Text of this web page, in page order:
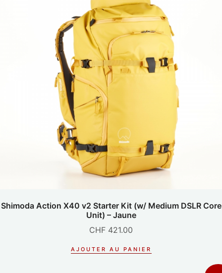
Shimoda Action X40 v2 Starter Kit (w/ Medium DSLR Core
Unit) – Jaune
CHF 421.00
AJOUTER AU PANIER